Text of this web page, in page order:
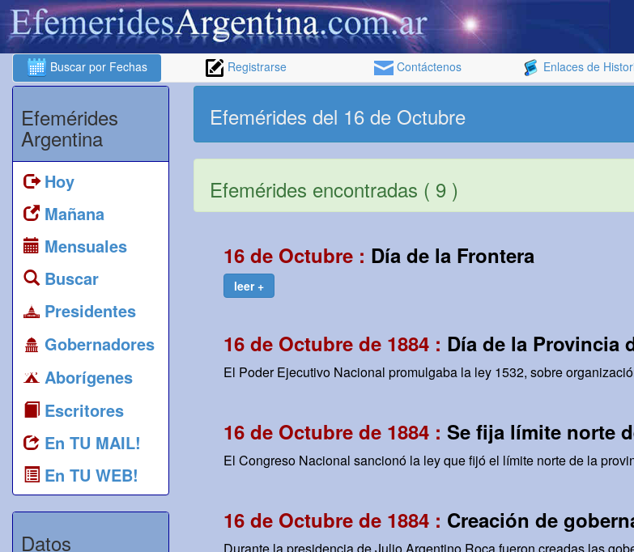
Buscar por Fechas Registrarse Contáctenos Enlaces de
Efemérides
Argentina
Hoy
Mañana
Mensuales
Buscar
Presidentes
Gobernadores
Aborígenes
Escritores
En TU MAIL!
En TU WEB!
Datos
Efemérides del 16 de Octubre
Efemérides encontradas ( 9 )
16 de Octubre : Día de la Frontera
leer +
16 de Octubre de 1884 : Día de la Provincia
El Poder Ejecutivo Nacional promulgaba la ley 1532, sobre
16 de Octubre de 1884 : Se fija límite norte
El Congreso Nacional sancionó la ley que fijó el límite norte de la
16 de Octubre de 1884 : Creación de
Durante la presidencia de Julio Argentino Roca fueron creadas las